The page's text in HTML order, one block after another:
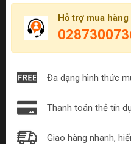
Hỗ trợ mua hàng
Đa dạng hình thức
Thanh toán thẻ tín
Giao hàng nhanh,